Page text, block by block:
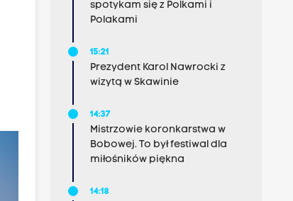
spotykam się z Polkami i
Polakami
15:21
Prezydent Karol Nawrocki z
wizytą w Skawinie
14:37
Mistrzowie koronkarstwa w
Bobowej. To był festiwal dla
miłośników piękna
14:18